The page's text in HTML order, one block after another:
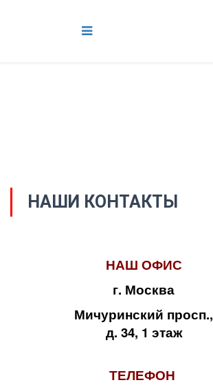
НАШИ КОНТАКТЫ
НАШ ОФИС
г. Москва
Мичуринский просп.,
д. 34, 1 этаж
ТЕЛЕФОН